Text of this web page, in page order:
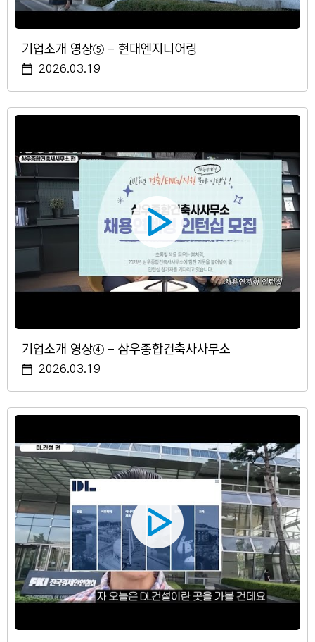
기업소개 영상⑤ - 현대엔지니어링
2026.03.19
기업소개 영상④ - 삼우종합건축사사무소
2026.03.19